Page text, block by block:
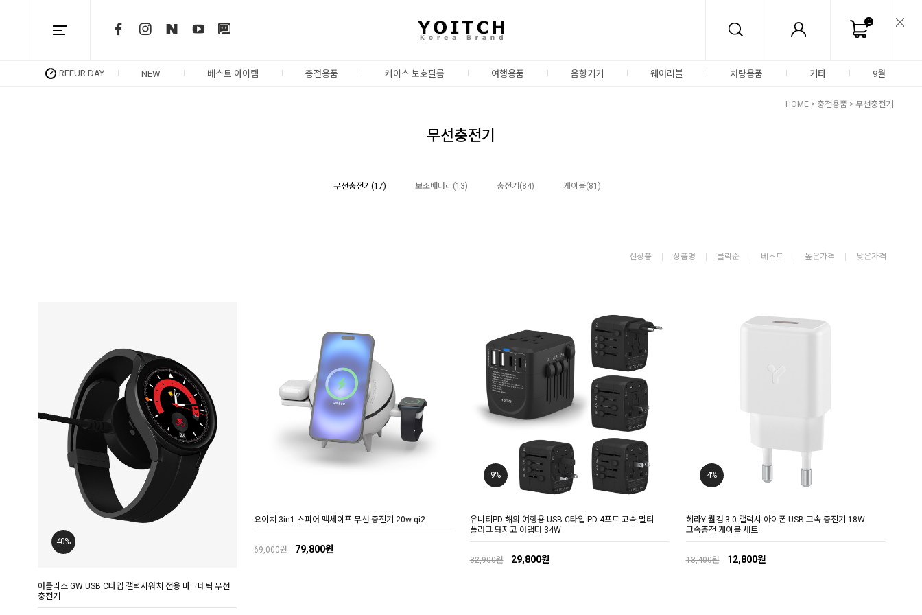
0
REFUR DAY NEW 베스트 아이템 충전용품 케이스 보호필름 여행용품 음향기기 웨어러블 차량용품 기타 9월
HOME > 충전용품 > 무선충전기
무선충전기
무선충전기(17) 보조배터리(13) 충전기(84) 케이블(81)
신상품 상품명 클릭순 베스트 높은가격 낮은가격
40%
아틀라스 GW USB C타입 갤럭시워치 전용 마그네틱 무선
충전기
요이치 3in1 스피어 맥세이프 무선 충전기 20w qi2
69,000원 79,800원
9%
유니티PD 해외 여행용 USB C타입 PD 4포트 고속 멀티
플러그 돼지코 어댑터 34W
32,900원 29,800원
4%
헤라Y 퀄컴 3.0 갤럭시 아이폰 USB 고속 충전기 18W
고속충전 케이블 세트
13,400원 12,800원